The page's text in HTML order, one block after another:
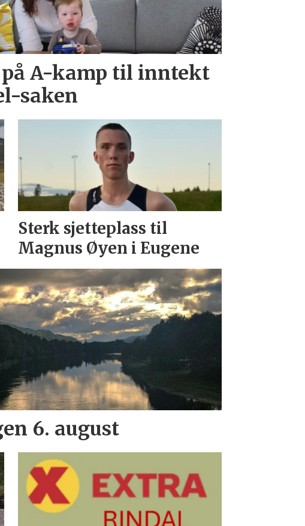
på A-kamp til inntekt
saken
Sterk sjetteplass til
Magnus Øyen i Eugene
6. august